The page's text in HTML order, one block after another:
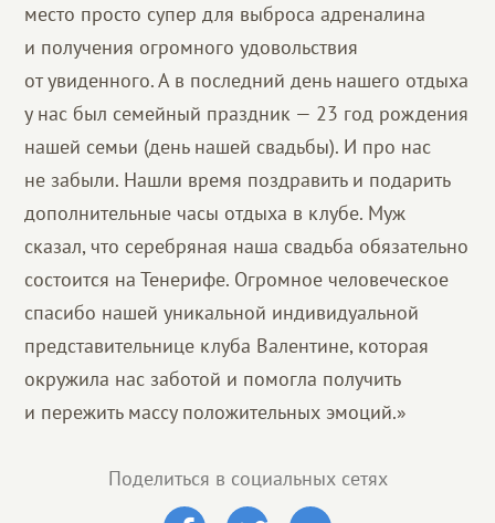
место просто супер для выброса адреналина
и получения огромного удовольствия
от увиденного. А в последний день нашего отдыха
у нас был семейный праздник — 23 год рождения
нашей семьи (день нашей свадьбы). И про нас
не забыли. Нашли время поздравить и подарить
дополнительные часы отдыха в клубе. Муж
сказал, что серебряная наша свадьба обязательно
состоится на Тенерифе. Огромное человеческое
спасибо нашей уникальной индивидуальной
представительнице клуба Валентине, которая
окружила нас заботой и помогла получить
и пережить массу положительных эмоций.»
Поделиться в социальных сетях